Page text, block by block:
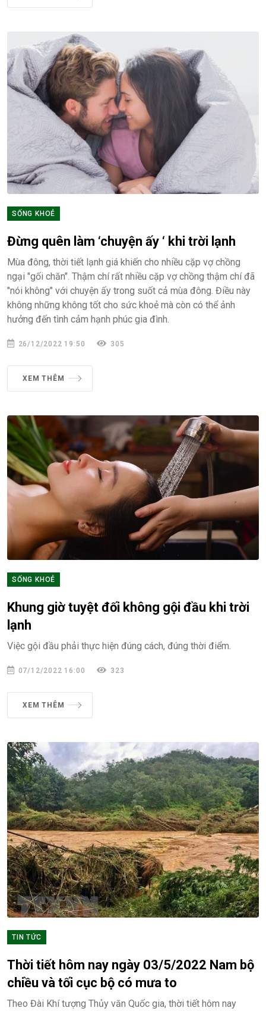
SỐNG KHOẺ
Đừng quên làm ‘chuyện ấy ‘ khi trời lạnh
Mùa đông, thời tiết lạnh giá khiến cho nhiều cặp vợ chồng
ngại "gối chăn". Thậm chí rất nhiều cặp vợ chồng thậm chí đã
"nói không" với chuyện ấy trong suốt cả mùa đông. Điều này
không những không tốt cho sức khoẻ mà còn có thể ảnh
hưởng đến tình cảm hạnh phúc gia đình.
26/12/2022 19:50 305
XEM THÊM
SỐNG KHOẺ
Khung giờ tuyệt đối không gội đầu khi trời
lạnh
Việc gội đầu phải thực hiện đúng cách, đúng thời điểm.
07/12/2022 16:00 323
XEM THÊM
TIN TỨC
Thời tiết hôm nay ngày 03/5/2022 Nam bộ
chiều và tối cục bộ có mưa to
Theo Đài Khí tượng Thủy văn Quốc gia, thời tiết hôm nay